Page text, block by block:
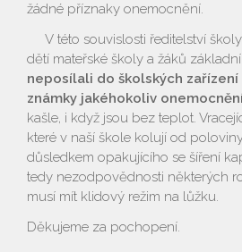
žádné příznaky onemocnění.
V této souvislosti ředitelství
dětí mateřské školy a žáků
neposílali do školských
známky jakéhokoliv
kašle, i když jsou bez teplot.
které v naší škole kolují od
důsledkem opakujícího se šíření
tedy nezodpovědnosti některých
musí mít klidový režim na lůžku.
Děkujeme za pochopení.